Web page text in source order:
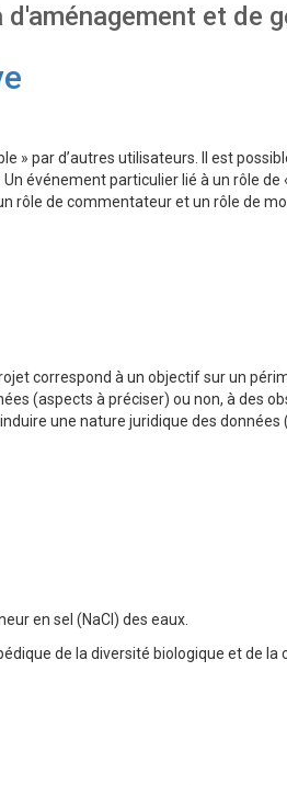
d'aménagement et de
» par d’autres utilisateurs. Il est
événement particulier lié à un rôle
rôle de commentateur et un rôle de
correspond à un objectif sur un
(aspects à préciser) ou non, à des
une nature juridique des
en sel (NaCl) des eaux.
de la diversité biologique et de la